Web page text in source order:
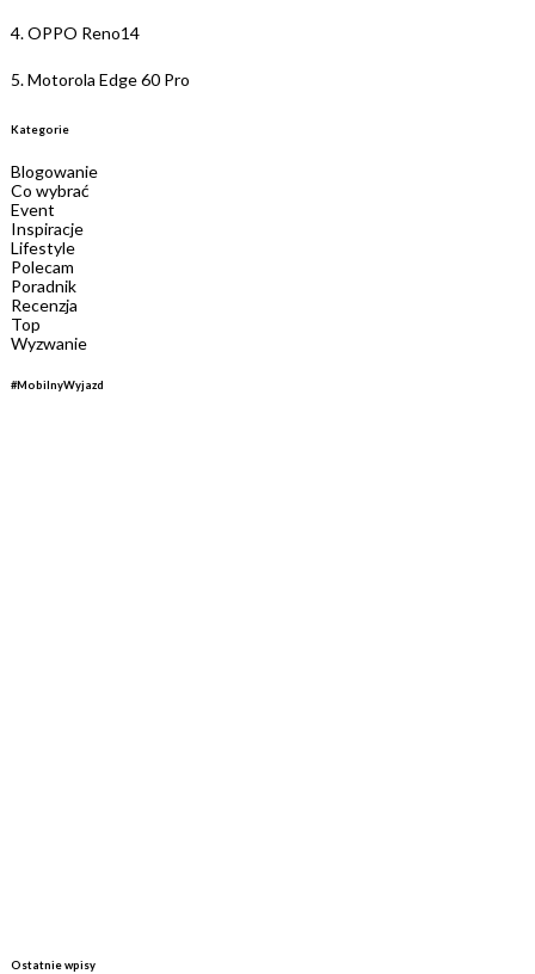
4.OPPO Reno14
5.Motorola Edge 60 Pro
Kategorie
Blogowanie
Co wybrać
Event
Inspiracje
Lifestyle
Polecam
Poradnik
Recenzja
Top
Wyzwanie
#MobilnyWyjazd
Ostatnie wpisy